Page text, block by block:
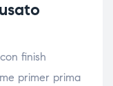
finish
primer prima